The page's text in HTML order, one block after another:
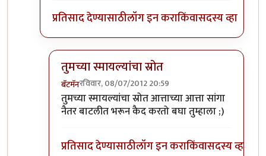
प्रतिसाद देण्यासाठीलॉग इन कराकिंवासदस्य व्हा
तुमच्या स्मायल्यांचा स्रोत
बॅटमॅनरविवार, 08/07/2012 20:59
In reply toबॅटमॅनचा स्पायडरमॅन झालाbyअत्रुप्त आत्मा
तुमच्या स्मायल्यांचा स्रोत आत्ताच्या आत्ता सांगा
नैतर बाटलीत भरून कैद करतो बघा तुम्हाला ;)
प्रतिसाद देण्यासाठीलॉग इन कराकिंवासदस्य व्हा